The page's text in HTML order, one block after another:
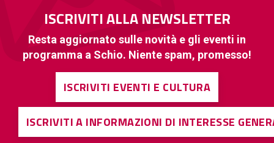
ISCRIVITI ALLA NEWSLETTER
Resta aggiornato sulle novità e gli eventi in
programma a Schio. Niente spam, promesso!
ISCRIVITI EVENTI E CULTURA
ISCRIVITI A INFORMAZIONI DI INTERESSE